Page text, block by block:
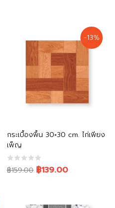
-13%
กระเบื้องพื้น 30×30 cm. ไก่เพียง
เพ็ญ
฿159.00
Original
฿159.00.
฿139.00
Current
฿139.00.
หยิบใส่ตะกร้า